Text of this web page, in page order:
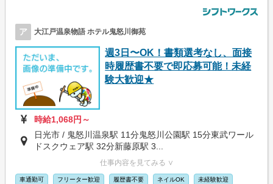
ア 大江戸温泉物語 ホテル鬼怒川御苑
週3日〜OK！書類選考なし、面接
時履歴書不要で即応募可能！未経
験大歓迎★
時給1,068円～
日光市 / 鬼怒川温泉駅 11分鬼怒川公園駅 15分東武ワール
ドスクウェア駅 32分新藤原駅 3...
仕事内容を見てみる ∨
車通勤可 フリーター歓迎 履歴書不要 ネイルOK 未経験歓迎